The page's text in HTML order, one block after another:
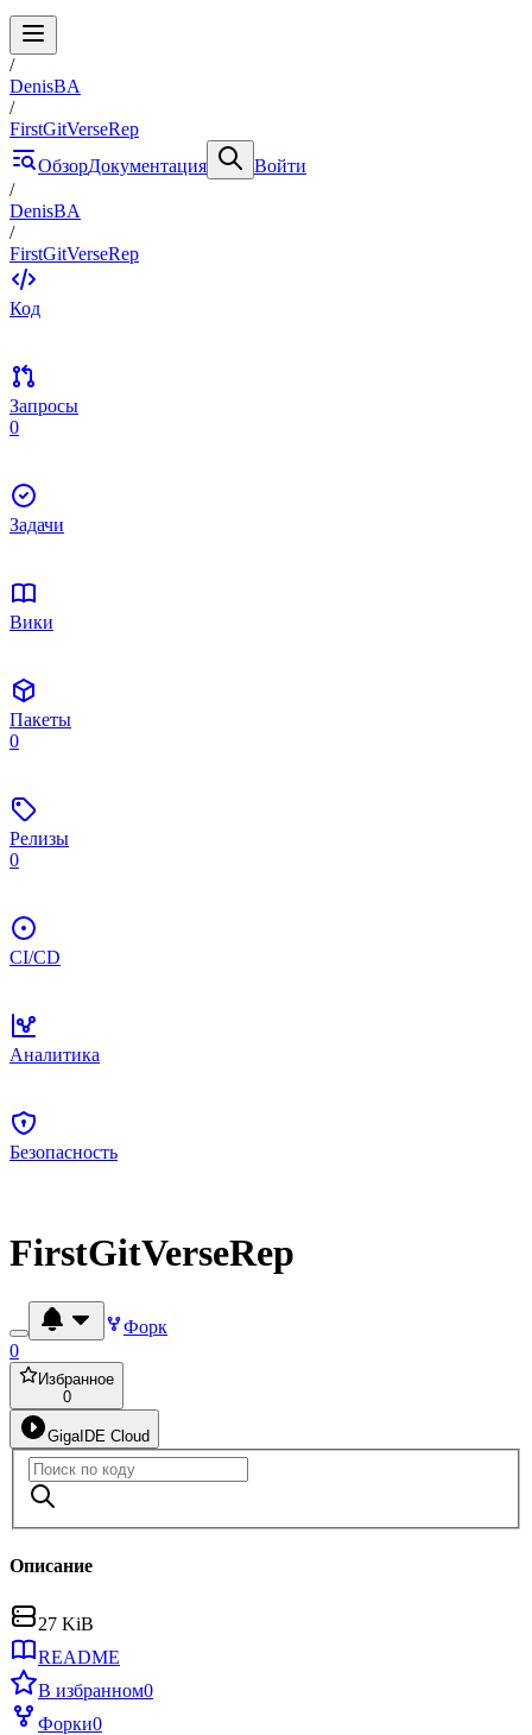
/
DenisBA
/
FirstGitVerseRep
ОбзорДокументация
Войти
/
DenisBA
/
FirstGitVerseRep
Код
Запросы
0
Задачи
Вики
Пакеты
0
Релизы
0
CI/CD
Аналитика
Безопасность
FirstGitVerseRep
Форк
0
Избранное
0
GigaIDE Cloud
Описание
27 KiB
README
В избранном0
Форки0